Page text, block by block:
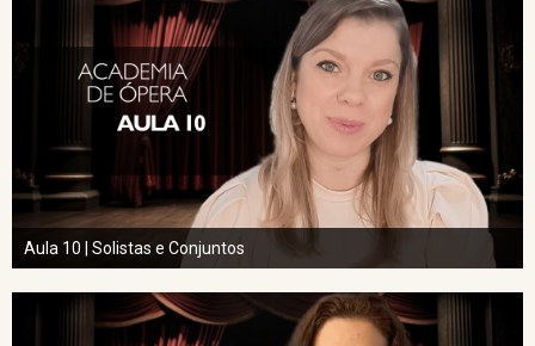
Aula 10 | Solistas e Conjuntos